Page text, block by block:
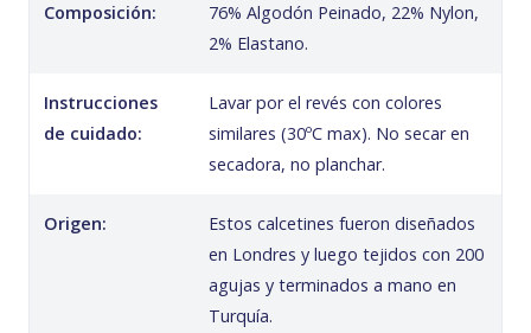
Composición:
76% Algodón Peinado, 22% Nylon,
2% Elastano.
Instrucciones
de cuidado:
Lavar por el revés con colores
similares (30ºC max). No secar en
secadora, no planchar.
Origen:
Estos calcetines fueron diseñados
en Londres y luego tejidos con 200
agujas y terminados a mano en
Turquía.